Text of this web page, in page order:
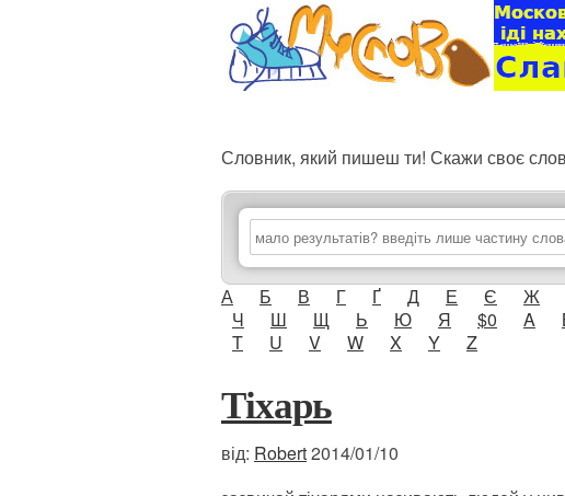
Словник, який пишеш ти! Скажи своє
А Б В Г Ґ Д Е Є Ж
Ч
Ш Щ Ь Ю Я $0 A
T
U V W X Y Z
Тіхарь
від: Robert2014/01/10